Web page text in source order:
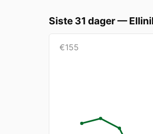
Siste 31 dager—
€155